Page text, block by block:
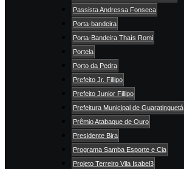
Passista Andressa Fonseca
Porta-bandeira
Porta-Bandeira Thaís Romi
Portela
Porto da Pedra
Prefeito Jr. Fillipo
Prefeito Junior Fillipo
Prefeitura Municipal de Guaratinguetá
Prêmio Atabaque de Ouro
Presidente Bira
Programa Samba Esporte e Cia
Projeto Terreiro Vila Isabel3